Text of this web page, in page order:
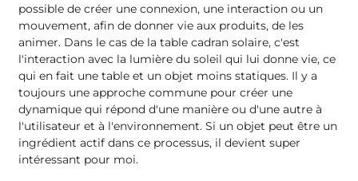
possible de créer une connexion, une interaction ou un
mouvement, afin de donner vie aux produits, de les
animer. Dans le cas de la table cadran solaire, c'est
l'interaction avec la lumière du soleil qui lui donne vie, ce
qui en fait une table et un objet moins statiques. Il y a
toujours une approche commune pour créer une
dynamique qui répond d'une manière ou d'une autre à
l'utilisateur et à l'environnement. Si un objet peut être un
ingrédient actif dans ce processus, il devient super
intéressant pour moi.